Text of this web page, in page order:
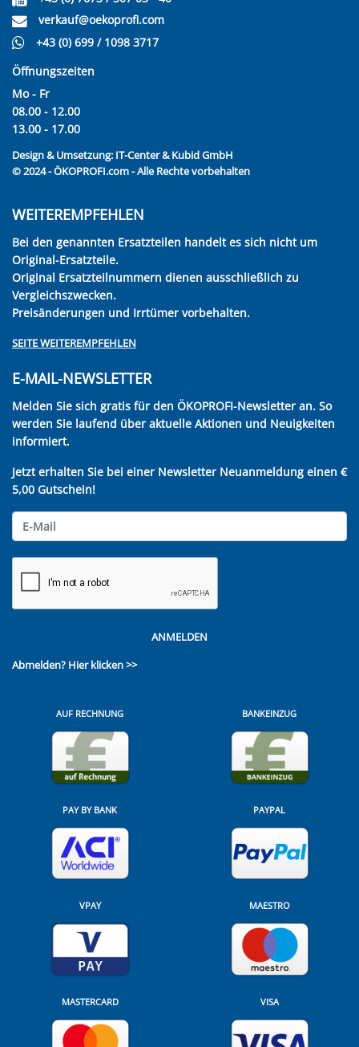
verkauf@oekoprofi.com
+43 (0) 699 / 1098 3717
Öffnungszeiten
Mo - Fr
08.00 - 12.00
13.00 - 17.00
Design & Umsetzung: IT-Center & Kubid GmbH
© 2024 - ÖKOPROFI.com - Alle Rechte vorbehalten
WEITEREMPFEHLEN
Bei den genannten Ersatzteilen handelt es sich nicht um
Original-Ersatzteile.
Original Ersatzteilnummern dienen ausschließlich zu
Vergleichszwecken.
Preisänderungen und Irrtümer vorbehalten.
SEITE WEITEREMPFEHLEN
E-MAIL-NEWSLETTER
Melden Sie sich gratis für den ÖKOPROFI-Newsletter an. So
werden Sie laufend über aktuelle Aktionen und Neuigkeiten
informiert.
Jetzt erhalten Sie bei einer Newsletter Neuanmeldung einen €
5,00 Gutschein!
ANMELDEN
Abmelden? Hier klicken >>
AUF RECHNUNG BANKEINZUG
PAY BY BANK PAYPAL
VPAY MAESTRO
MASTERCARD VISA